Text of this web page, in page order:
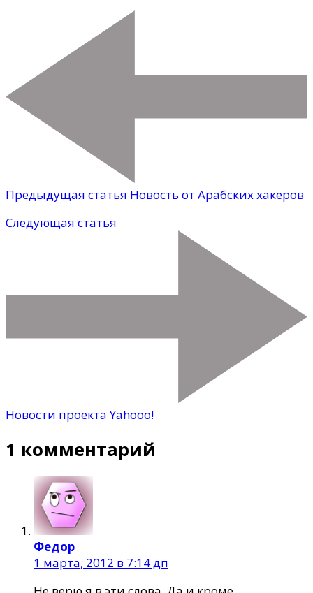
Предыдущая статья Новость от Арабских хакеров
Следующая статья
Новости проекта Yahooo!
1 комментарий
Федор
1 марта, 2012 в 7:14 дп